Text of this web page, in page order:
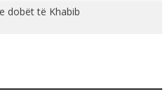
dobët të Khabib